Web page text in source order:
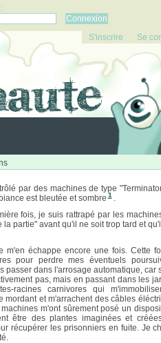
S'inscrire Se
par des machines de type
est bleutée et sombre 1 .
fois, je suis rattrapé par les
partie" avant qu'il ne soit trop tard et
échappe encore une fois. Cette
pour perdre mes éventuels
passer dans l'arrosage automatique, car
pas, mais en passant dans les
racines carnivores qui
et m'arrachent des câbles
m'ont sûrement posé un
être des plantes imaginées et
récupérer les prisonniers en fuite. Je